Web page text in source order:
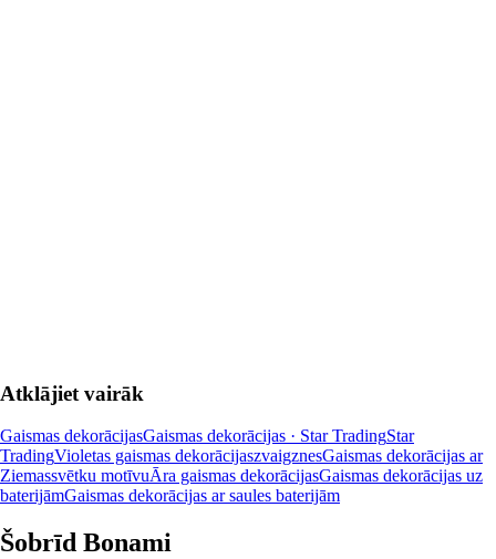
Atklājiet vairāk
Gaismas dekorācijasGaismas dekorācijas · Star TradingStar
TradingVioletas gaismas dekorācijaszvaigznesGaismas dekorācijas ar
Ziemassvētku motīvuĀra gaismas dekorācijasGaismas dekorācijas uz
baterijāmGaismas dekorācijas ar saules baterijām
Šobrīd Bonami